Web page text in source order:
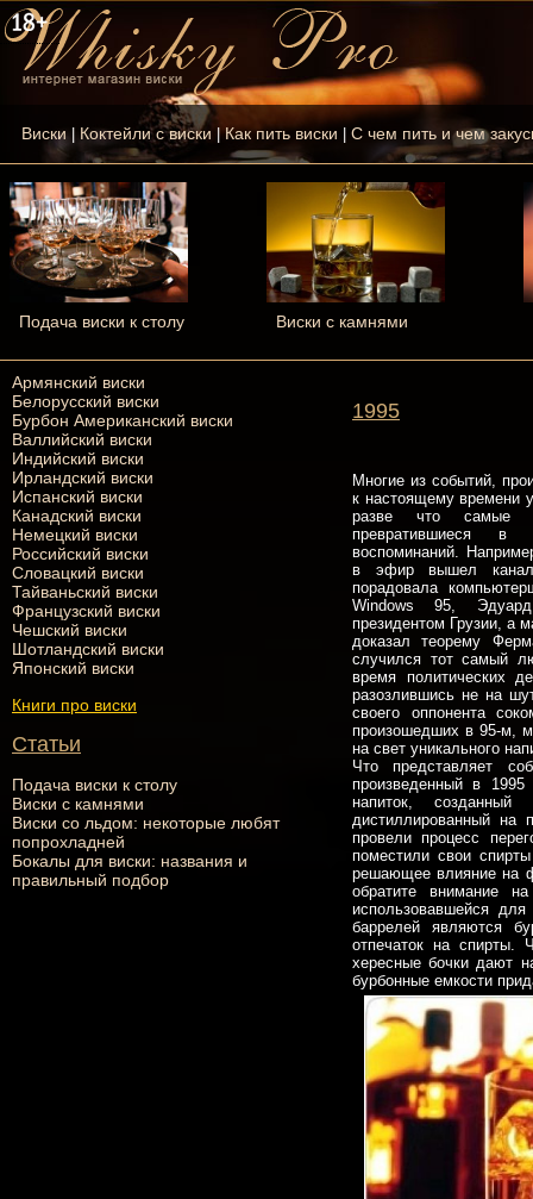
Виски| Коктейли с виски |Как пить виски С чем пить и чем
Подача виски к столу Виски с камнями
Армянский виски
Белорусский виски
Бурбон Американский виски
Валлийский виски
Индийский виски
Ирландский виски
Испанский виски
Канадский виски
Немецкий виски
Российский виски
Словацкий виски
Тайваньский виски
Французский виски
Чешский виски
Шотландский виски
Японский виски
Книги про виски
Статьи
Подача виски к столу
Виски с камнями
Виски со льдом: некоторые любят
попрохладней
Бокалы для виски: названия и
правильный подбор
1995
Многие из событий,
к настоящему времени
разве что самые
превратившиеся в
воспоминаний.
в эфир вышел канал
порадовала
Windows 95,
президентом Грузии, а
доказал теорему
случился тот самый
время политических
разозлившись не на
своего оппонента
произошедших в 95-м,
на свет уникального
Что представляет
произведенный в 1995
напиток,
дистиллированный на
провели процесс
поместили свои
решающее влияние на
обратите внимание
использовавшейся
баррелей являются
отпечаток на спирты.
хересные бочки дают
бурбонные емкости